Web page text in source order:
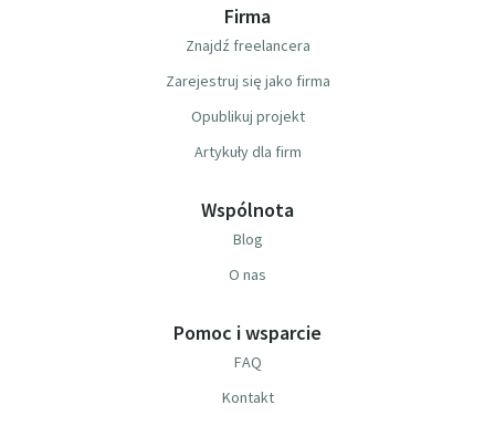
Firma
Znajdź freelancera
Zarejestruj się jako firma
Opublikuj projekt
Artykuły dla firm
Wspólnota
Blog
O nas
Pomoc i wsparcie
FAQ
Kontakt